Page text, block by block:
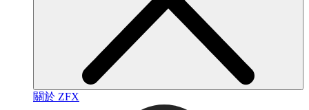
關於 ZFX